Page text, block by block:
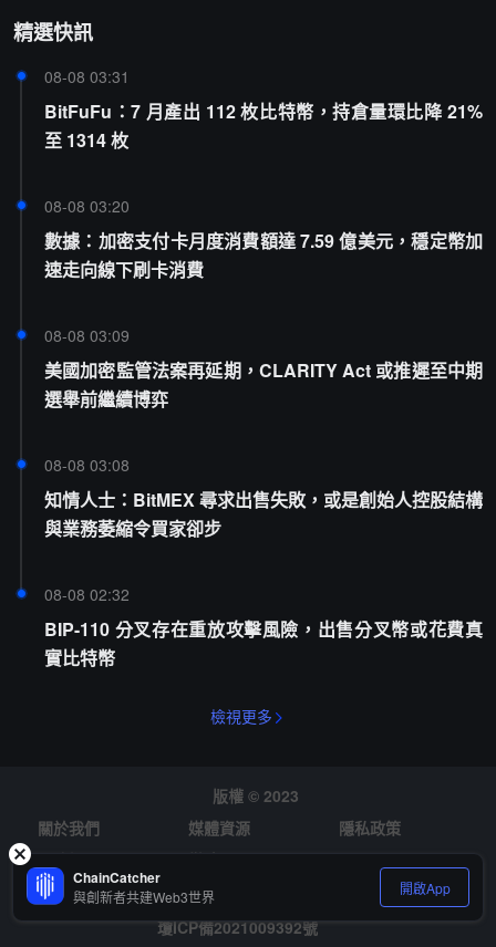
精選快訊
08-08 03:31
BitFuFu：7 月產出 112 枚比特幣，持倉量環比降 21%
至 1314 枚
08-08 03:20
數據：加密支付卡月度消費額達 7.59 億美元，穩定幣加
速走向線下刷卡消費
08-08 03:09
美國加密監管法案再延期，CLARITY Act 或推遲至中期
選舉前繼續博弈
08-08 03:08
知情人士：BitMEX 尋求出售失敗，或是創始人控股結構
與業務萎縮令買家卻步
08-08 02:32
BIP-110 分叉存在重放攻擊風險，出售分叉幣或花費真
實比特幣
檢視更多
版權 © 2023
關於我們
媒體資源
隱私政策
風險提示
徵才
瓊ICP備2021009392號
ChainCatcher
與創新者共建Web3世界 開啟App